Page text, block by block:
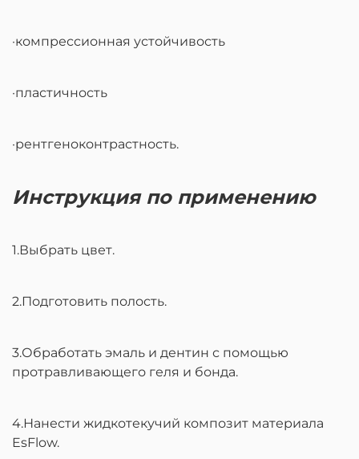
·компрессионная устойчивость
·пластичность
·рентгеноконтрастность.
Инструкция по применению
1.Выбрать цвет.
2.Подготовить полость.
3.Обработать эмаль и дентин с помощью
протравливающего геля и бонда.
4.Нанести жидкотекучий композит материала
EsFlow.